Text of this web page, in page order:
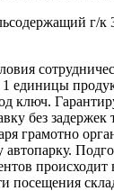
г/к
1 единицы
ключ.
без задержек
грамотно
происходит
посещения